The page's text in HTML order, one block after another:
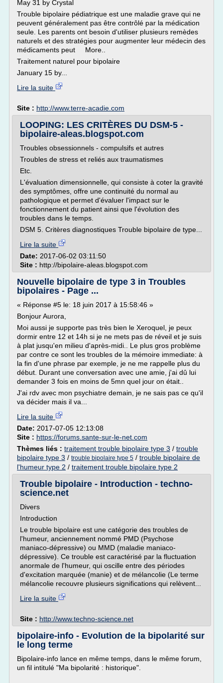
May 31 by Crystal
Trouble bipolaire pédiatrique est une maladie grave qui ne
peuvent généralement pas être contrôlé par la médication
seule. Les parents ont besoin d'utiliser plusieurs remèdes
naturels et des stratégies pour augmenter leur médecin des
médicaments peut More..
Traitement naturel pour bipolaire
January 15 by...
Lire la suite
Site : http://www.terre-acadie.com
LOOPING: LES CRITÈRES DU DSM-5 -
bipolaire-aleas.blogspot.com
Troubles obsessionnels - compulsifs et autres
Troubles de stress et reliés aux traumatismes
Etc.
L'évaluation dimensionnelle, qui consiste à coter la gravité
des symptômes, offre une continuité du normal au
pathologique et permet d'évaluer l'impact sur le
fonctionnement du patient ainsi que l'évolution des
troubles dans le temps.
DSM 5. Critères diagnostiques Trouble bipolaire de type...
Lire la suite
Date: 2017-06-02 03:11:50
Site : http://bipolaire-aleas.blogspot.com
Nouvelle bipolaire de type 3 in Troubles
bipolaires - Page ...
« Réponse #5 le: 18 juin 2017 à 15:58:46 »
Bonjour Aurora,
Moi aussi je supporte pas très bien le Xeroquel, je peux
dormir entre 12 et 14h si je ne mets pas de réveil et je suis
à plat jusqu'en milieu d'après-midi.. Le plus gros problème
par contre ce sont les troubles de la mémoire immediate: à
la fin d'une phrase par exemple, je ne me rappelle plus du
début. Durant une conversation avec une amie, j'ai dû lui
demander 3 fois en moins de 5mn quel jour on était..
J'ai rdv avec mon psychiatre demain, je ne sais pas ce qu'il
va décider mais il va...
Lire la suite
Date: 2017-07-05 12:13:08
Site : https://forums.sante-sur-le-net.com
Thèmes liés : traitement trouble bipolaire type 3 / trouble
bipolaire type 3 / trouble bipolaire type 5 / trouble bipolaire de
l'humeur type 2 / traitement trouble bipolaire type 2
Trouble bipolaire - Introduction - techno-
science.net
Divers
Introduction
Le trouble bipolaire est une catégorie des troubles de
l'humeur, anciennement nommé PMD (Psychose
maniaco-dépressive) ou MMD (maladie maniaco-
dépressive). Ce trouble est caractérisé par la fluctuation
anormale de l'humeur, qui oscille entre des périodes
d'excitation marquée (manie) et de mélancolie (Le terme
mélancolie recouvre plusieurs significations qui relèvent...
Lire la suite
Site : http://www.techno-science.net
bipolaire-info - Evolution de la bipolarité sur
le long terme
Bipolaire-info lance en même temps, dans le même forum,
un fil intitulé "Ma bipolarité : historique".